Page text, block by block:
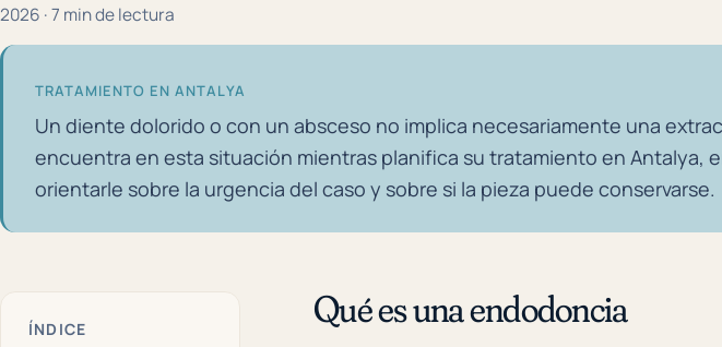
2026 · 7 min de lectura
TRATAMIENTO EN ANTALYA
Un diente dolorido o con un absceso no implica necesariamente una
encuentra en esta situación mientras planifica su tratamiento en Antalya,
orientarle sobre la urgencia del caso y sobre si la pieza puede conservarse.
ÍNDICE Qué es una endodoncia